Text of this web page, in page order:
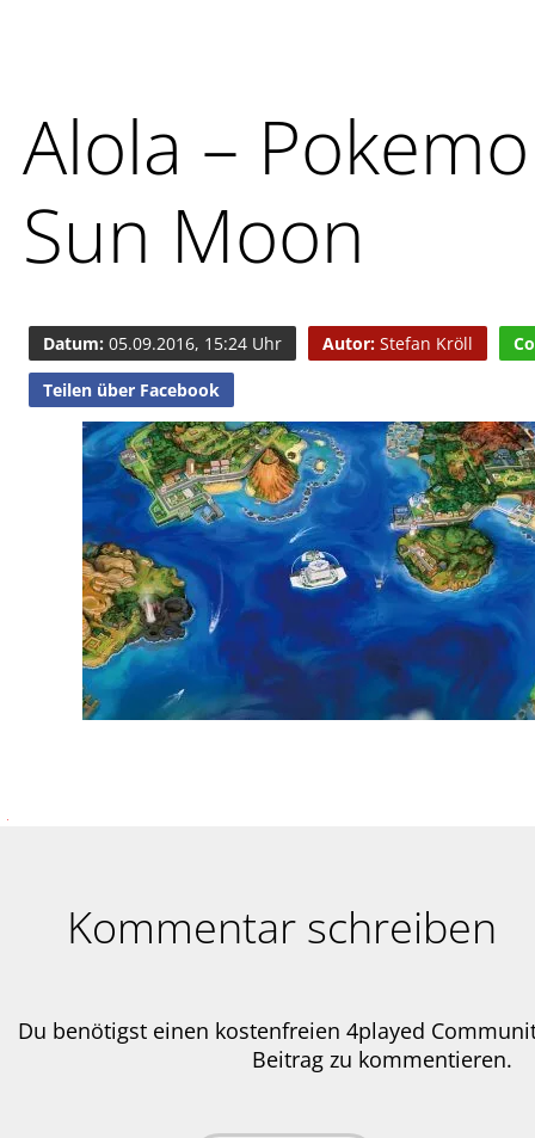
Alola –
Sun Moon
Datum: 05.09.2016, 15:24 Uhr Autor:Stefan Kröll
Teilen über Facebook
Kommentar schreiben
Du benötigst einen kostenfreien 4played
Beitrag zu kommentieren.